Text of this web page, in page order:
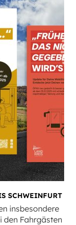
SCHWEINFURT
insbesondere
den Fahrgästen